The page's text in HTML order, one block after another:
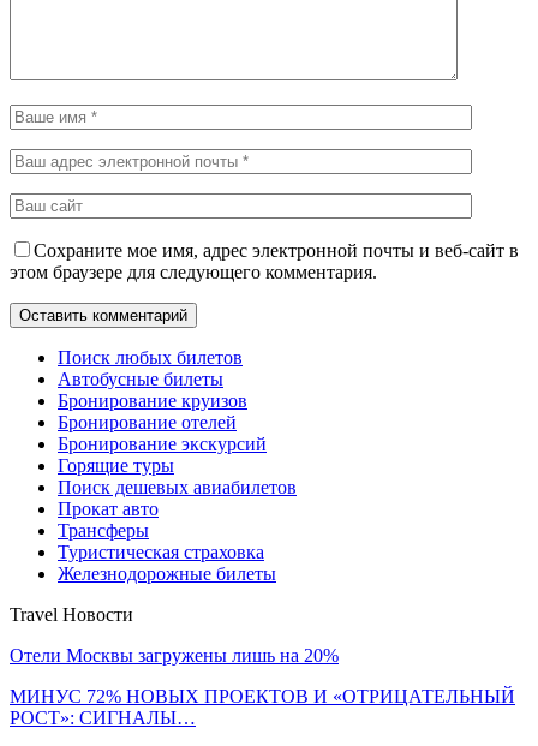
Сохраните мое имя, адрес электронной почты и веб-сайт в
этом браузере для следующего комментария.
Поиск любых билетов
Автобусные билеты
Бронирование круизов
Бронирование отелей
Бронирование экскурсий
Горящие туры
Поиск дешевых авиабилетов
Прокат авто
Трансферы
Туристическая страховка
Железнодорожные билеты
Travel Новости
Отели Москвы загружены лишь на 20%
МИНУС 72% НОВЫХ ПРОЕКТОВ И «ОТРИЦАТЕЛЬНЫЙ
РОСТ»: СИГНАЛЫ…